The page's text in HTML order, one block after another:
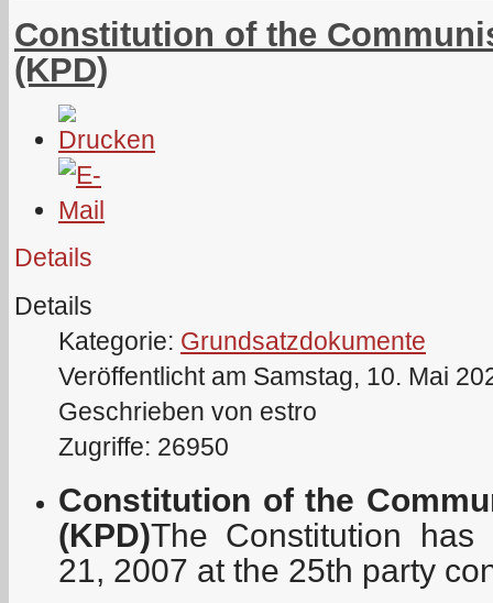
Constitution of the
(KPD)
Details
Details
Kategorie: Grundsatzdokumente
Veröffentlicht am Samstag, 10. Mai
Geschrieben von estro
Zugriffe: 26950
Constitution of the
(KPD)The Constitution
21, 2007 at the 25th party